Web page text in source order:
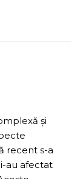
și
recent s-a
au afectat